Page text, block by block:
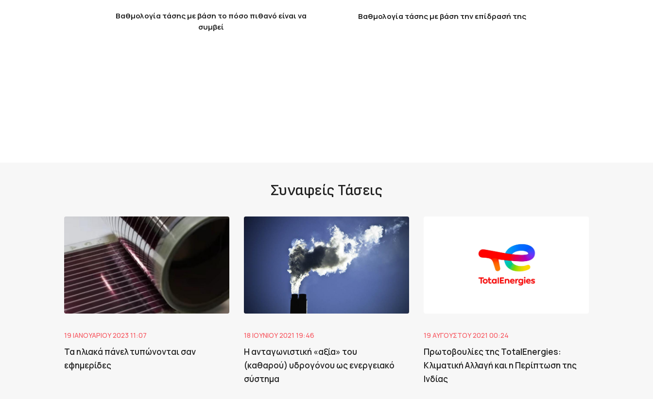
Βαθμολογία τάσης με βάση το πόσο πιθανό είναι να
συμβεί
Βαθμολογία τάσης με βάση την επίδρασή της
Συναφείς Τάσεις
19 ΙΑΝΟΥΑΡΊΟΥ 2023 11:07
Τα ηλιακά πάνελ τυπώνονται σαν
εφημερίδες
18 ΙΟΥΝΊΟΥ 2021 19:46
Η ανταγωνιστική «αξία» του
(καθαρού) υδρογόνου ως ενεργειακό
σύστημα
19 ΑΥΓΟΎΣΤΟΥ 2021 00:24
Πρωτοβουλίες της TotalEnergies:
Κλιματική Αλλαγή και η Περίπτωση της
Ινδίας